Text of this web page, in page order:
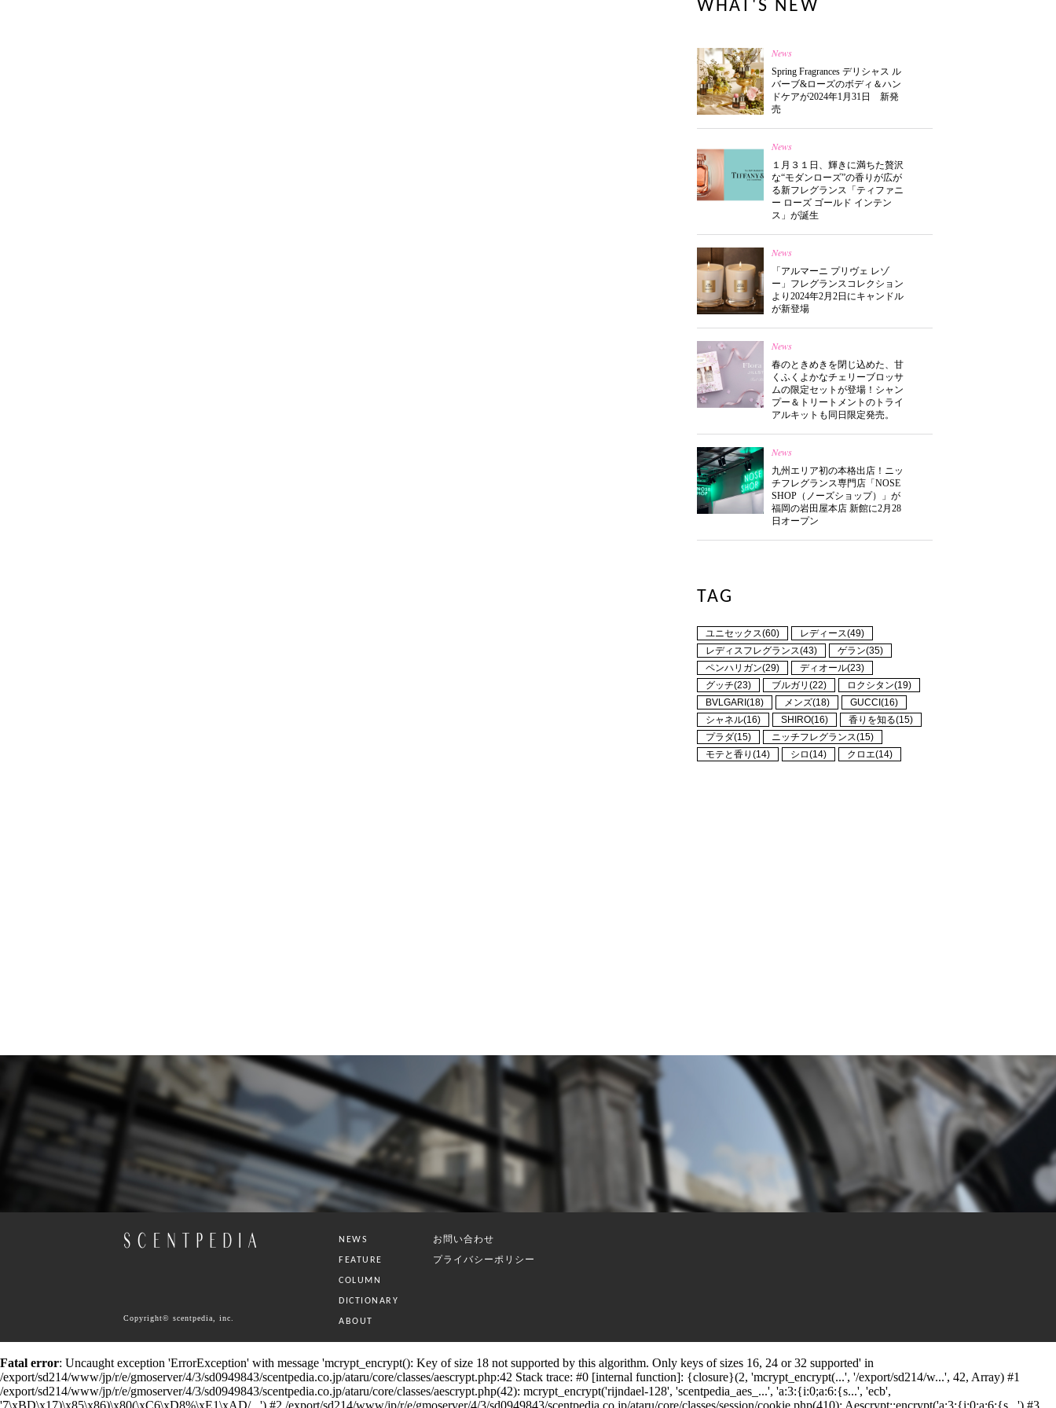
WHAT'S NEW
News
Spring Fragrances デリシャス ル
バーブ&ローズのボディ＆ハン
ドケアが2024年1月31日 新発
売
News
１月３１日、輝きに満ちた贅沢
な“モダンローズ”の香りが広が
る新フレグランス「ティファニ
ー ローズ ゴールド インテン
ス」が誕生
News
「アルマーニ プリヴェ レゾ
ー」フレグランスコレクション
より2024年2月2日にキャンドル
が新登場
News
春のときめきを閉じ込めた、甘
くふくよかなチェリーブロッサ
ムの限定セットが登場！シャン
プー＆トリートメントのトライ
アルキットも同日限定発売。
News
九州エリア初の本格出店！ニッ
チフレグランス専門店「NOSE
SHOP（ノーズショップ）」が
福岡の岩田屋本店 新館に2月28
日オープン
TAG
ユニセックス(60)
レディース(49)
レディスフレグランス(43)
ゲラン(35)
ペンハリガン(29)
ディオール(23)
グッチ(23)
ブルガリ(22)
ロクシタン(19)
BVLGARI(18)
メンズ(18)
GUCCI(16)
シャネル(16)
SHIRO(16)
香りを知る(15)
プラダ(15)
ニッチフレグランス(15)
モテと香り(14)
シロ(14) クロエ(14)
NEWS
FEATURE
COLUMN
DICTIONARY
ABOUT
お問い合わせ
プライバシーポリシー
Copyright© scentpedia, inc.
Fatal error: Uncaught exception 'ErrorException' with message 'mcrypt_encrypt(): Key of size 18 not supported by this algorithm. Only keys of sizes 16, 24 or 32 supported' in
/export/sd214/www/jp/r/e/gmoserver/4/3/sd0949843/scentpedia.co.jp/ataru/core/classes/aescrypt.php:42 Stack trace: #0 [internal function]: {closure}(2, 'mcrypt_encrypt(...', '/export/sd214/w...', 42, Array) #1
/export/sd214/www/jp/r/e/gmoserver/4/3/sd0949843/scentpedia.co.jp/ataru/core/classes/aescrypt.php(42): mcrypt_encrypt('rijndael-128', 'scentpedia_aes_...', 'a:3:{i:0;a:6:{s...', 'ecb',
'7\xBD\x17)\x85\x86)\x80(\xC6\xD8%\xE1\xAD/...') #2 /export/sd214/www/jp/r/e/gmoserver/4/3/sd0949843/scentpedia.co.jp/ataru/core/classes/session/cookie.php(410): Aescrypt::encrypt('a:3:{i:0;a:6:{s...') #3